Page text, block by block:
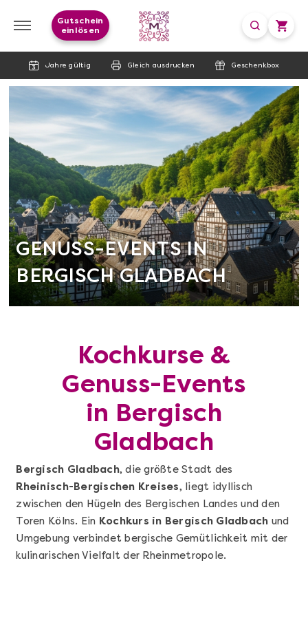
Jahre gültig Gleich ausdrucken Geschenkbox
Gutschein
einlösen
GENUSS-EVENTS IN
BERGISCH GLADBACH
Kochkurse &
Genuss-Events
in Bergisch
Gladbach
Bergisch Gladbach, die größte Stadt des
Rheinisch-Bergischen Kreises, liegt idyllisch
zwischen den Hügeln des Bergischen Landes und den
Toren Kölns. Ein Kochkurs in Bergisch Gladbach und
Umgebung verbindet bergische Gemütlichkeit mit der
kulinarischen Vielfalt der Rheinmetropole.